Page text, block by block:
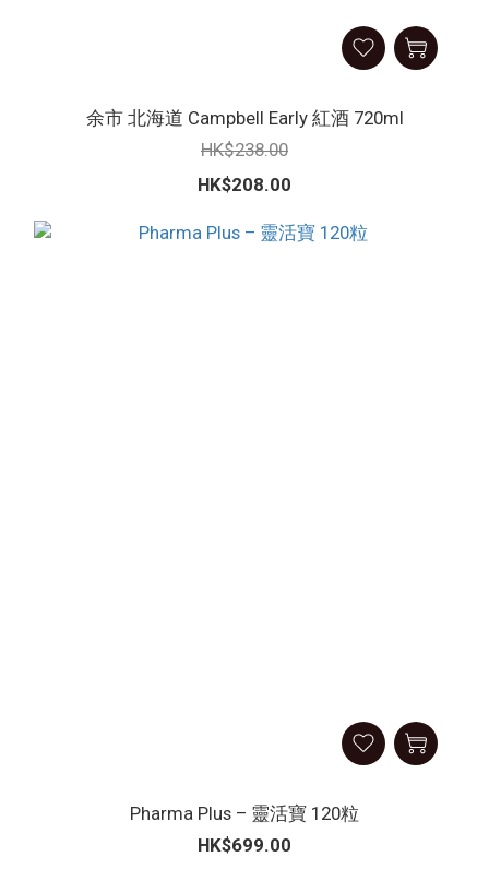
余市 北海道 Campbell Early 紅酒 720ml
HK$238.00
HK$208.00
Pharma Plus – 靈活寶 120粒
HK$699.00